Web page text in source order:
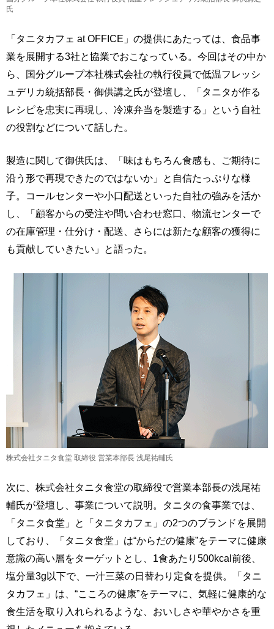
氏
「タニタカフェ at OFFICE」の提供にあたっては、食品事
業を展開する3社と協業でおこなっている。今回はその中か
ら、国分グループ本社株式会社の執行役員で低温フレッシ
ュデリカ統括部長・御供講之氏が登壇し、「タニタが作る
レシピを忠実に再現し、冷凍弁当を製造する」という自社
の役割などについて話した。
製造に関して御供氏は、「味はもちろん食感も、ご期待に
沿う形で再現できたのではないか」と自信たっぷりな様
子。コールセンターや小口配送といった自社の強みを活か
し、「顧客からの受注や問い合わせ窓口、物流センターで
の在庫管理・仕分け・配送、さらには新たな顧客の獲得に
も貢献していきたい」と語った。
株式会社タニタ食堂 取締役 営業本部長 浅尾祐輔氏
次に、株式会社タニタ食堂の取締役で営業本部長の浅尾祐
輔氏が登壇し、事業について説明。タニタの食事業では、
「タニタ食堂」と「タニタカフェ」の2つのブランドを展開
しており、「タニタ食堂」は“からだの健康”をテーマに健康
意識の高い層をターゲットとし、1食あたり500kcal前後、
塩分量3g以下で、一汁三菜の日替わり定食を提供。「タニ
タカフェ」は、“こころの健康”をテーマに、気軽に健康的な
食生活を取り入れられるような、おいしさや華やかさを重